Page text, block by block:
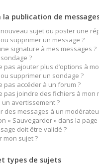
la publication de
sujet ou poster une
supprimer un message ?
signature à mes messages ?
?
pas ajouter plus d’options à
supprimer un sondage ?
pas accéder à un forum ?
pas joindre des fichiers à mon
avertissement ?
des messages à un
« Sauvegarder » dans la
doit être validé ?
mon sujet ?
types de sujets